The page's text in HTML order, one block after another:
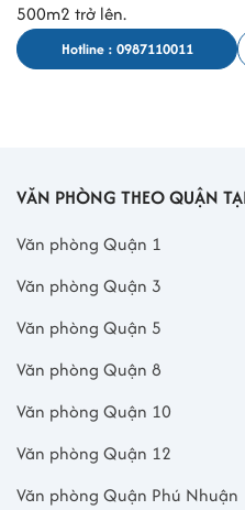
500m2 trở lên.
Hotline : 0987110011
VĂN PHÒNG THEO QUẬN
Văn phòng Quận 1
Văn phòng Quận 3
Văn phòng Quận 5
Văn phòng Quận 8
Văn phòng Quận 10
Văn phòng Quận 12
Văn phòng Quận Phú Nhuận